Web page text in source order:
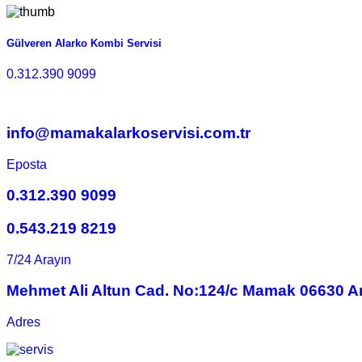
Gülveren Alarko Kombi Servisi
0.312.390 9099
info@mamakalarkoservisi.com.tr
Eposta
0.312.390 9099
0.543.219 8219
7/24 Arayın
Mehmet Ali Altun Cad. No:124/c Mamak 06630
Adres